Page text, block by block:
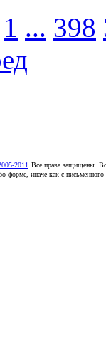
1 ... 398
2011 Все права защищены.
форме, иначе как с